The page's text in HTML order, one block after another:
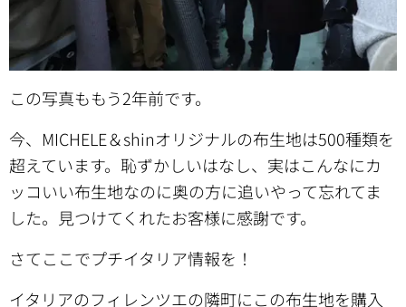
この写真ももう2年前です。
今、MICHELE＆shinオリジナルの布生地は500種類を
超えています。恥ずかしいはなし、実はこんなにカ
ッコいい布生地なのに奥の方に追いやって忘れてま
した。見つけてくれたお客様に感謝です。
さてここでプチイタリア情報を！
イタリアのフィレンツエの隣町にこの布生地を購入